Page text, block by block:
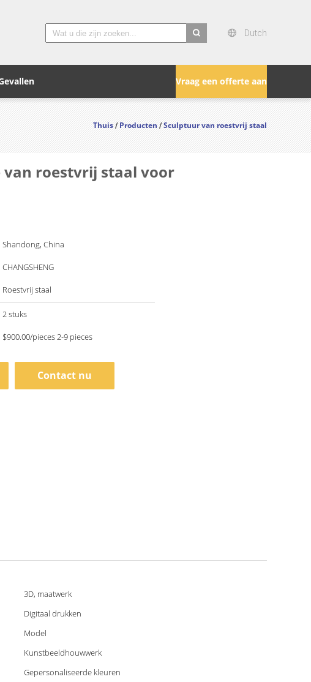
Dutch
Vraag een offerte aan
Thuis /Producten/Sculptuur van roestvrij staal
van roestvrij staal voor
Shandong, China
CHANGSHENG
Roestvrij staal
2 stuks
$900.00/pieces 2-9 pieces
Contact nu
3D, maatwerk
Digitaal drukken
Model
Kunstbeeldhouwwerk
Gepersonaliseerde kleuren